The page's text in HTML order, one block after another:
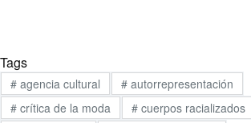
Tags
#agencia cultural #autorrepresentación
#crítica de la moda #cuerpos racializados